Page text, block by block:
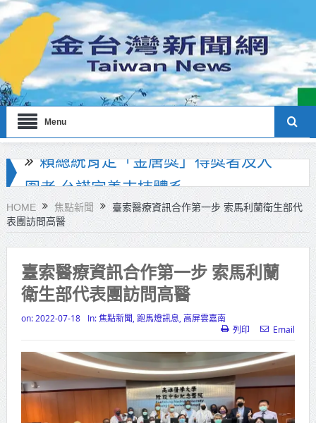
Menu
海巡署南部分署主官大換血 蔡順元
勉提升巡防戰力
北市鮮奶週報再升級！8月31日補助
擴大至國中生
雙北合作里程碑！萬大線動態測試
侯友宜蔣萬安攜手視察
高齡健康產業博覽會8/7盛大登場 新
北形象館亮相
打鐵厝北側產業園區產業設施公共
動土創造千個就業機會
HOME 焦點新聞
臺索醫療資訊合作第一步 索馬利蘭衛生部代
表團訪問高醫
臺索醫療資訊合作第一步 索馬利蘭
衛生部代表團訪問高醫
on: 2022-07-18 In:焦點新聞 跑馬燈訊息 高屏雲嘉南
列印
Email